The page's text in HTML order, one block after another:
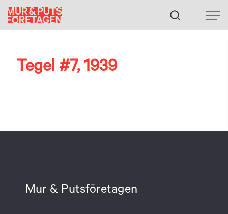
Fortsätt
till
innehållet
Tegel #7, 1939
Mur & Putsföretagen